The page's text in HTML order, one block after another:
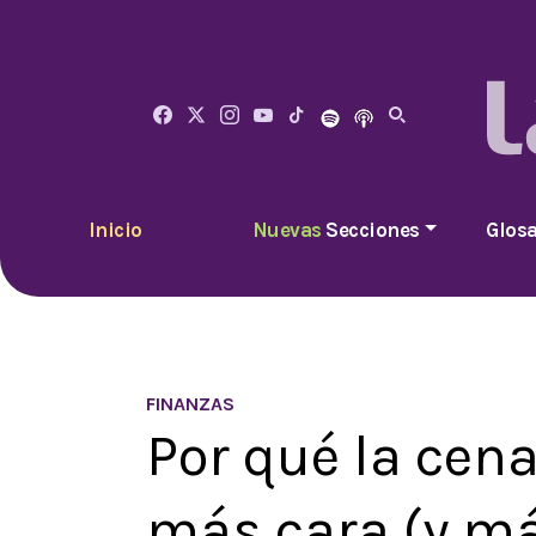
Inicio Nuevas Secciones
FINANZAS
Por qué la